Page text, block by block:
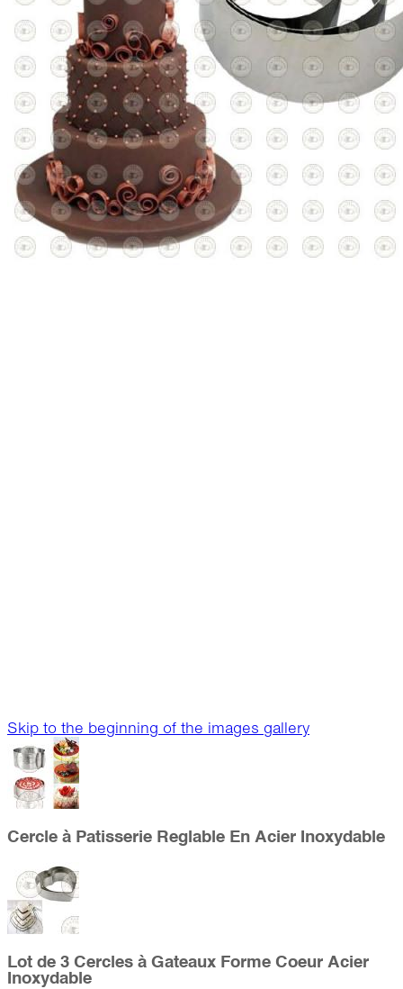
Skip to the beginning of the images gallery
Cercle à Patisserie Reglable En Acier Inoxydable
Lot de 3 Cercles à Gateaux Forme Coeur Acier
Inoxydable